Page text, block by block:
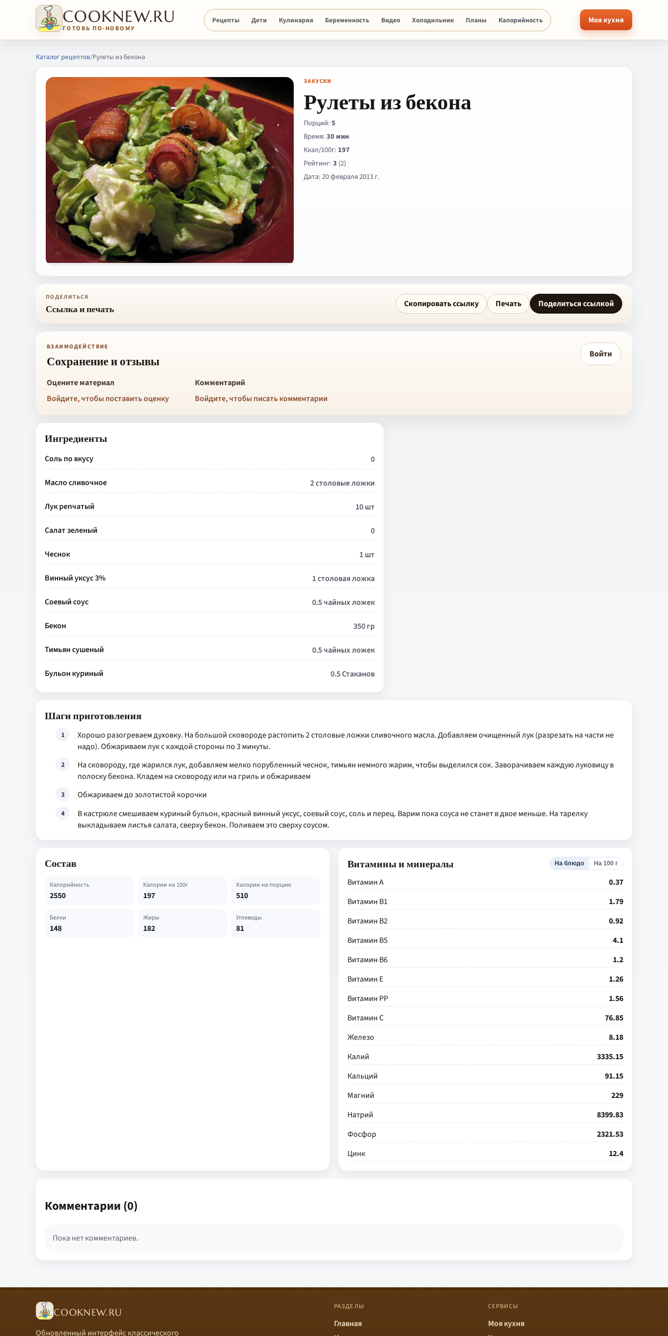
COOKNEW.RU
ГОТОВЬ ПО-НОВОМУ
Рецепты Дети Кулинария Беременность Видео Холодильник Планы Калорийность Моя кухня
Каталог рецептов/Рулеты из бекона
ЗАКУСКИ
Рулеты из бекона
Порций:5
Время:30 мин
Ккал/100г: 197
Рейтинг:3 (2)
Дата: 20 февраля 2013 г.
ПОДЕЛИТЬСЯ
Ссылка и печать Скопировать ссылку Печать Поделиться ссылкой
ВЗАИМОДЕЙСТВИЕ
Сохранение и отзывы Войти
Оцените материал
Войдите, чтобы поставить оценку
Комментарий
Войдите, чтобы писать комментарии
Ингредиенты
Соль по вкусу 0
Масло сливочное 2 столовые ложки
Лук репчатый 10 шт
Салат зеленый 0
Чеснок 1 шт
Винный уксус 3% 1 столовая ложка
Соевый соус 0.5 чайных ложек
Бекон 350 гр
Тимьян сушеный 0.5 чайных ложек
Бульон куриный 0.5 Стаканов
Шаги приготовления
1
Хорошо разогреваем духовку. На большой сковороде растопить 2 столовые ложки сливочного масла. Добавляем очищенный лук (разрезать на части не
надо). Обжариваем лук с каждой стороны по 3 минуты.
2
На сковороду, где жарился лук, добавляем мелко порубленный чеснок, тимьян немного жарим, чтобы выделился сок. Заворачиваем каждую луковицу в
полоску бекона. Кладем на сковороду или на гриль и обжариваем
3 Обжариваем до золотистой корочки
4
В кастрюле смешиваем куриный бульон, красный винный уксус, соевый соус, соль и перец. Варим пока соуса не станет в двое меньше. На тарелку
выкладываем листья салата, сверху бекон. Поливаем это сверху соусом.
Состав
Калорийность
2550
Калории на 100г
197
Калории на порцию
510
Белки
148
Жиры
182
Углеводы
81
Витамины и минералы На блюдо На 100 г
Витамин А
0.37
Витамин В1
1.79
Витамин В2
0.92
Витамин В5
4.1
Витамин В6
1.2
Витамин Е
1.26
Витамин РР
1.56
Витамин С
76.85
Железо
8.18
Калий
3335.15
Кальций
91.15
Магний
229
Натрий
8399.83
Фосфор
2321.53
Цинк
12.4
Комментарии (0)
Пока нет комментариев.
COOKNEW.RU
Обновленный интерфейс классического
РАЗДЕЛЫ
Главная
СЕРВИСЫ
Моя кухня